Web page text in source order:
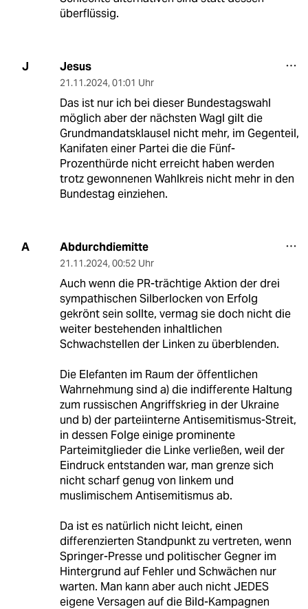
überflüssig.
J Jesus
21.11.2024, 01:01 Uhr
Das ist nur ich bei dieser Bundestagswahl
möglich aber der nächsten Wagl gilt die
Grundmandatsklausel nicht mehr, im Gegenteil,
Kanifaten einer Partei die die Fünf-
Prozenthürde nicht erreicht haben werden
trotz gewonnenen Wahlkreis nicht mehr in den
Bundestag einziehen.
A Abdurchdiemitte
21.11.2024, 00:52 Uhr
Auch wenn die PR-trächtige Aktion der drei
sympathischen Silberlocken von Erfolg
gekrönt sein sollte, vermag sie doch nicht die
weiter bestehenden inhaltlichen
Schwachstellen der Linken zu überblenden.
Die Elefanten im Raum der öffentlichen
Wahrnehmung sind a) die indifferente Haltung
zum russischen Angriffskrieg in der Ukraine
und b) der parteiinterne Antisemitismus-Streit,
in dessen Folge einige prominente
Parteimitglieder die Linke verließen, weil der
Eindruck entstanden war, man grenze sich
nicht scharf genug von linkem und
muslimischem Antisemitismus ab.
Da ist es natürlich nicht leicht, einen
differenzierten Standpunkt zu vertreten, wenn
Springer-Presse und politischer Gegner im
Hintergrund auf Fehler und Schwächen nur
warten. Man kann aber auch nicht JEDES
eigene Versagen auf die Bild-Kampagnen